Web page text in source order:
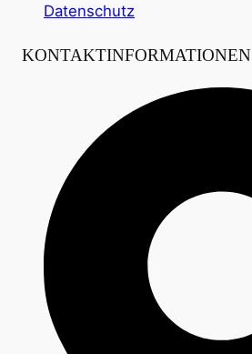
Datenschutz
KONTAKTINFORMATIONEN